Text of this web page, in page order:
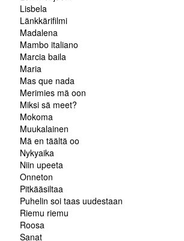
Lisbela
Länkkärifilmi
Madalena
Mambo italiano
Marcia baila
Maria
Mas que nada
Merimies mä oon
Miksi sä meet?
Mokoma
Muukalainen
Mä en täältä oo
Nykyaika
Niin upeeta
Onneton
Pitkääsiltaa
Puhelin soi taas uudestaan
Riemu riemu
Roosa
Sanat